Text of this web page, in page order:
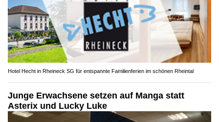
Hotel Hecht in Rheineck SG für entspannte Familienferien im schönen Rheintal
Junge Erwachsene setzen auf Manga statt
Asterix und Lucky Luke